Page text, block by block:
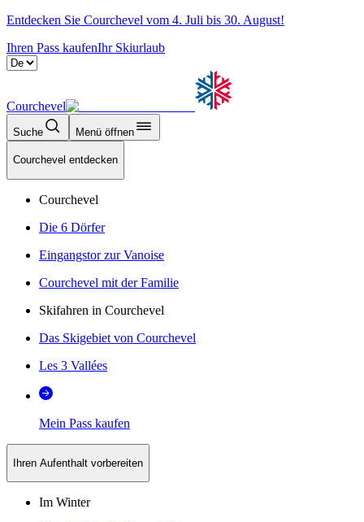
Entdecken Sie Courchevel vom 4. Juli bis 30. August!
Ihren Pass kaufenIhr Skiurlaub
Courchevel
Suche Menü öffnen
Courchevel entdecken
Courchevel
Die 6 Dörfer
Eingangstor zur Vanoise
Courchevel mit der Familie
Skifahren in Courchevel
Das Skigebiet von Courchevel
Les 3 Vallées
Mein Pass kaufen
Ihren Aufenthalt vorbereiten
Im Winter